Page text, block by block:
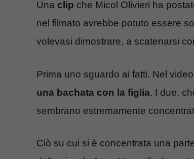
Una clip che Micol Olivieri ha
nel filmato avrebbe potuto essere
volevasi dimostrare, a scatenarsi
Prima uno sguardo ai fatti. Nel
una bachata con la figlia. I due,
sembrano estremamente
Ciò su cui si è concentrata una